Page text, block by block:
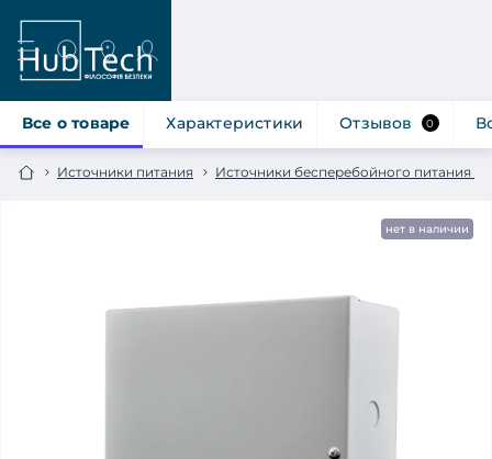
Источники питания Источники бесперебойного питания
Все о товаре Характеристики Отзывов 0
нет в наличии